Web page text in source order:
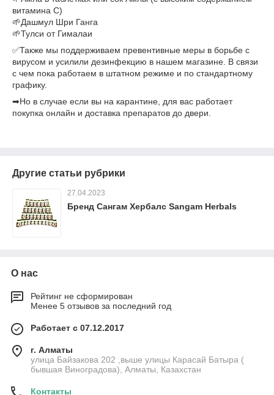
витамина С)
🌱Дашмул Шри Ганга
🌱Тулси от Гималаи
✅Также мы поддерживаем превентивные меры в борьбе с
вирусом и усилили дезинфекцию в нашем магазине. В связи
с чем пока работаем в штатном режиме и по стандартному
графику.
➡Но в случае если вы на карантине, для вас работает
покупка онлайн и доставка препаратов до двери.
Другие статьи рубрики
27.04.2023
Бренд Сангам Хербалс Sangam Herbals
О нас
Рейтинг не сформирован
Менее 5 отзывов за последний год
Работает с 07.12.2017
г. Алматы
улица Байзакова 202 ,выше улицы Карасай Батыра (
бывшая Виноградова), Алматы, Казахстан
Контакты